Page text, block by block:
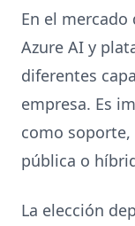
En el
Azure AI y
diferentes
empresa. Es
como
pública o
La elección